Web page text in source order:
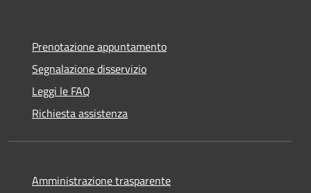
Prenotazione appuntamento
Segnalazione disservizio
Leggi le FAQ
Richiesta assistenza
Amministrazione trasparente